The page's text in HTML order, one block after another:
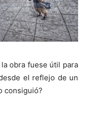
obra fuese útil para
el reflejo de un
consiguió?